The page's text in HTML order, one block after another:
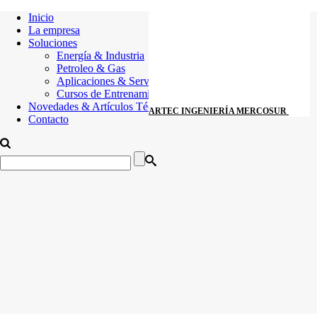
ARTEC INGENIERÍA MERCOSUR
Inicio
La empresa
Soluciones
Energía & Industria
Petroleo & Gas
Aplicaciones & Servicios
Cursos de Entrenamiento
Novedades & Artículos Técnicos
Contacto